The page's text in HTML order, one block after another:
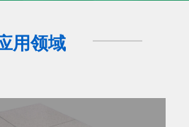
用领域